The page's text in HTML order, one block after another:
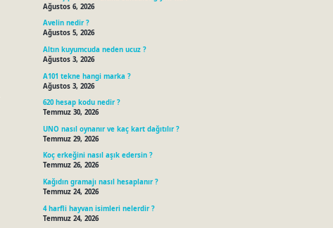
Ağustos 6, 2026
Avelin nedir ?
Ağustos 5, 2026
Altın kuyumcuda neden ucuz ?
Ağustos 3, 2026
A101 tekne hangi marka ?
Ağustos 3, 2026
620 hesap kodu nedir ?
Temmuz 30, 2026
UNO nasıl oynanır ve kaç kart dağıtılır ?
Temmuz 29, 2026
Koç erkeğini nasıl aşık edersin ?
Temmuz 26, 2026
Kağıdın gramajı nasıl hesaplanır ?
Temmuz 24, 2026
4 harfli hayvan isimleri nelerdir ?
Temmuz 24, 2026